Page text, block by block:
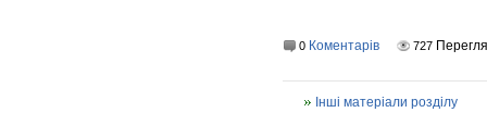
0 Коментарів 727
Інші матеріали розділу